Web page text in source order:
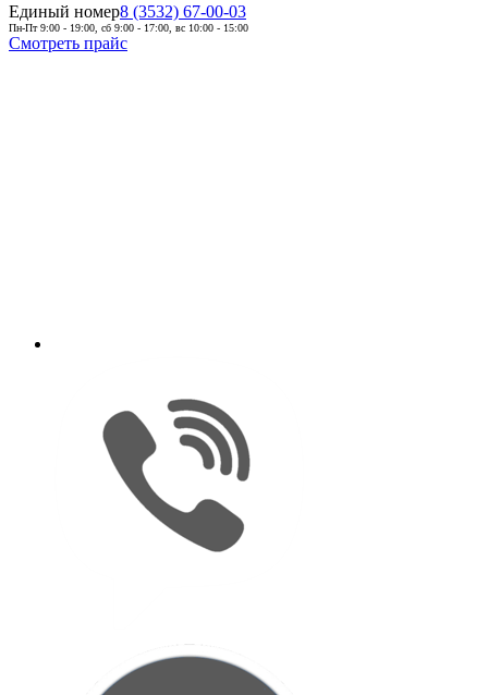
Единый номер8 (3532) 67-00-03
Пн-Пт 9:00 - 19:00, сб 9:00 - 17:00, вс 10:00 - 15:00
Смотреть прайс